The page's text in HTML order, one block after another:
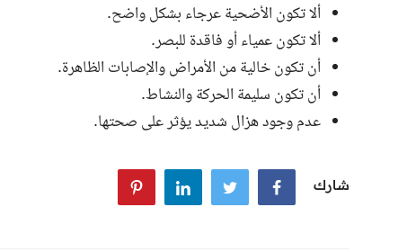
ألا تكون الأضحية عرجاء بشكل واضح.
ألا تكون عمياء أو فاقدة للبصر.
أن تكون خالية من الأمراض والإصابات الظاهرة.
أن تكون سليمة الحركة والنشاط.
عدم وجود هزال شديد يؤثر على صحتها.
شارك